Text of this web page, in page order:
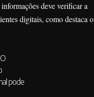
deve verificar a
digitais, como destaca o
pode